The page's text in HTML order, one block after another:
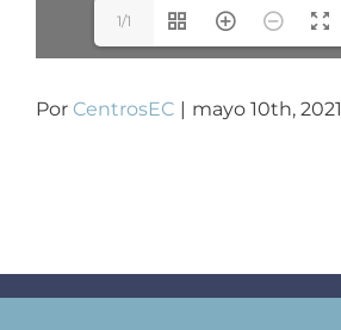
1/1
Por CentrosEC | mayo 10th, 2021